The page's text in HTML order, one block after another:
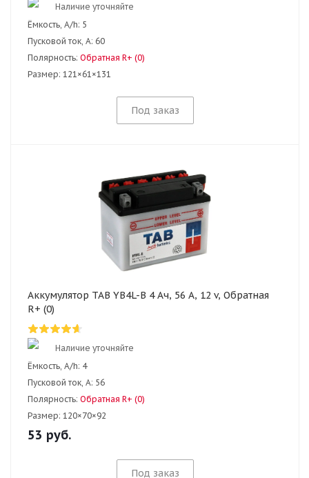
Наличие уточняйте
Ёмкость, A/h: 5
Пусковой ток, А: 60
Полярность: Обратная R+ (0)
Размер: 121×61×131
Под заказ
Аккумулятор TAB YB4L-B 4 Ач, 56 А, 12 v, Обратная
R+ (0)
Наличие уточняйте
Ёмкость, A/h: 4
Пусковой ток, А: 56
Полярность: Обратная R+ (0)
Размер: 120×70×92
53 руб.
Под заказ